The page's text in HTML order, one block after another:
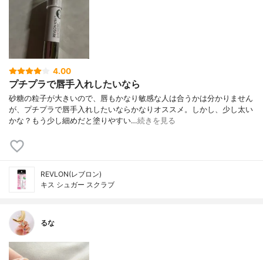
4.00
プチプラで唇手入れしたいなら
砂糖の粒子が大きいので、唇もかなり敏感な人は合うかは分かりません
が、プチプラで唇手入れしたいならかなりオススメ。しかし、少し太い
かな？もう少し細めだと塗りやすい…続きを見る
REVLON(レブロン)
キス シュガー スクラブ
るな